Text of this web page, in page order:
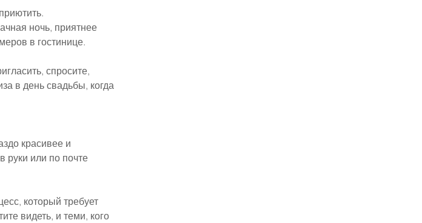
ночь, приятнее
в гостинице.
спросите,
в день свадьбы, когда
красивее и
руки или по почте
который требует
видеть, и теми, кого